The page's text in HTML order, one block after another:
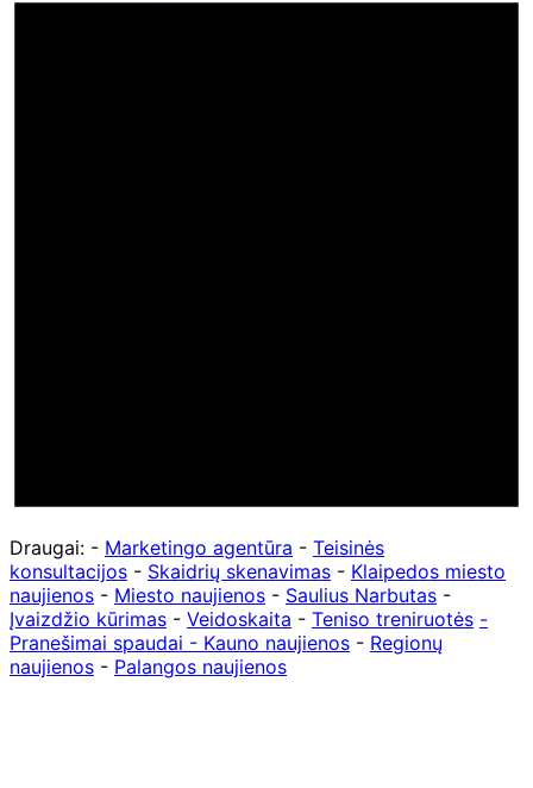
Draugai: - Marketingo agentūra - Teisinės
konsultacijos - Skaidrių skenavimas - Klaipedos miesto
naujienos - Miesto naujienos - Saulius Narbutas -
Įvaizdžio kūrimas - Veidoskaita - Teniso treniruotės -
Pranešimai spaudai - Kauno naujienos - Regionų
naujienos - Palangos naujienos